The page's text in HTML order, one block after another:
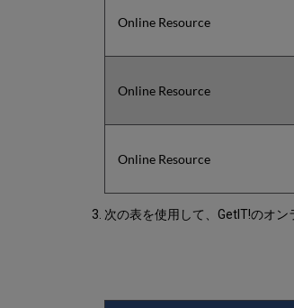
Online Resource
Online Resource
Online Resource
次の表を使用して、GetIT!のオ